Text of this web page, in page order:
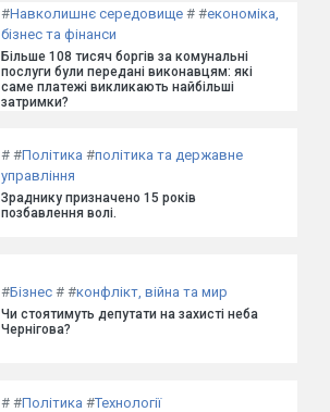
#Навколишнє середовище # #економіка,
бізнес та фінанси
Більше 108 тисяч боргів за комунальні
послуги були передані виконавцям: які
саме платежі викликають найбільші
затримки?
# #Політика #політика та державне
управління
Зраднику призначено 15 років
позбавлення волі.
#Бізнес # #конфлікт, війна та мир
Чи стоятимуть депутати на захисті неба
Чернігова?
# #Політика #Технології